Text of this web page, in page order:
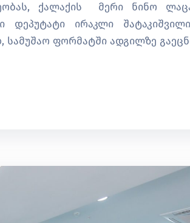
ქალაქის მერი ნინო
დეპუტატი ირაკლი
სამუშაო ფორმატში ადგილზე